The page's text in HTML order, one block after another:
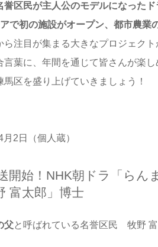
誉区民が主人公のモデルになった
で初の施設がオープン、都市農業
ら注目が集まる大きなプロジェクト
言葉に、年間を通じて皆さんが楽
区を盛り上げていきましょう！
2日（個人蔵）
開始！NHK朝ドラ「ら
富太郎」博士
父と呼ばれている名誉区民 牧野